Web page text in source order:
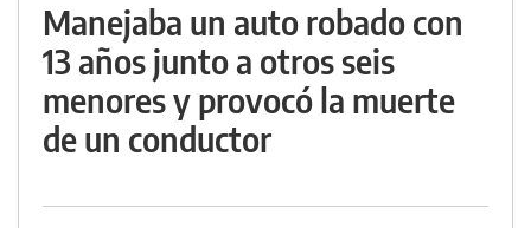
Manejaba un auto robado con
13 años junto a otros seis
menores y provocó la muerte
de un conductor